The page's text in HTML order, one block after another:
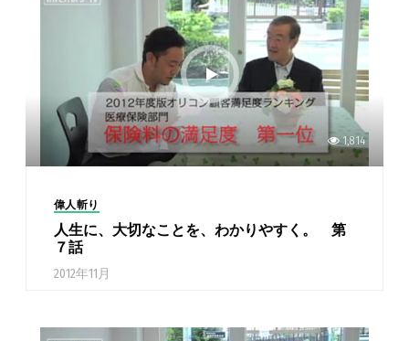
1,814
偉人斬り
人生に、大切なことを、わかりやすく。 第
７話
2012年11月